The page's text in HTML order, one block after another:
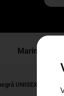
Marint
UNISEX